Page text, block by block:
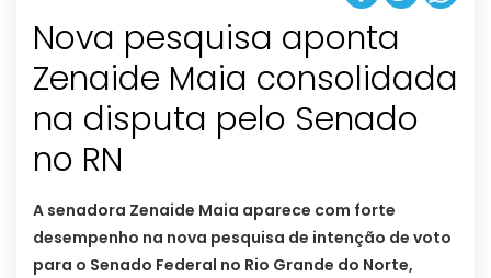
Nova pesquisa aponta
Zenaide Maia consolidada
na disputa pelo Senado
no RN
A senadora Zenaide Maia aparece com forte
desempenho na nova pesquisa de intenção de voto
para o Senado Federal no Rio Grande do Norte,